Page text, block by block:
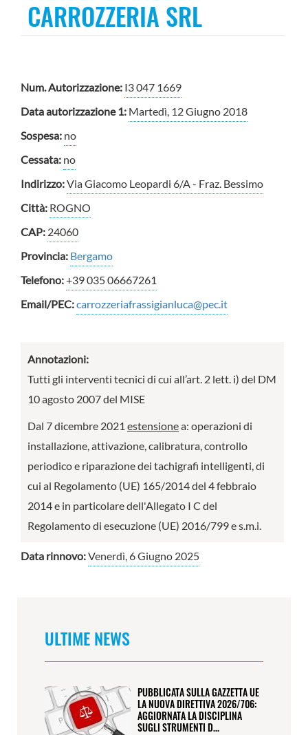
CARROZZERIA SRL
Num. Autorizzazione: I3 047 1669
Data autorizzazione 1: Martedì, 12 Giugno 2018
Sospesa: no
Cessata: no
Indirizzo:Via Giacomo Leopardi 6/A - Fraz. Bessimo
Città: ROGNO
CAP: 24060
Provincia: Bergamo
Telefono:+39 035 06667261
Email/PEC:carrozzeriafrassigianluca@pec.it
Annotazioni:
Tutti gli interventi tecnici di cui all’art. 2 lett. i) del DM
10 agosto 2007 del MISE
Dal 7 dicembre 2021 estensionea: operazioni di
installazione, attivazione, calibratura, controllo
periodico e riparazione dei tachigrafi intelligenti, di
cui al Regolamento (UE) 165/2014 del 4 febbraio
2014 e in particolare dell'Allegato I C del
Regolamento di esecuzione (UE) 2016/799 e s.m.i.
Data rinnovo:Venerdì, 6 Giugno 2025
ULTIME NEWS
PUBBLICATA SULLA GAZZETTA UE
LA NUOVA DIRETTIVA 2026/706:
AGGIORNATA LA DISCIPLINA
SUGLI STRUMENTI D...